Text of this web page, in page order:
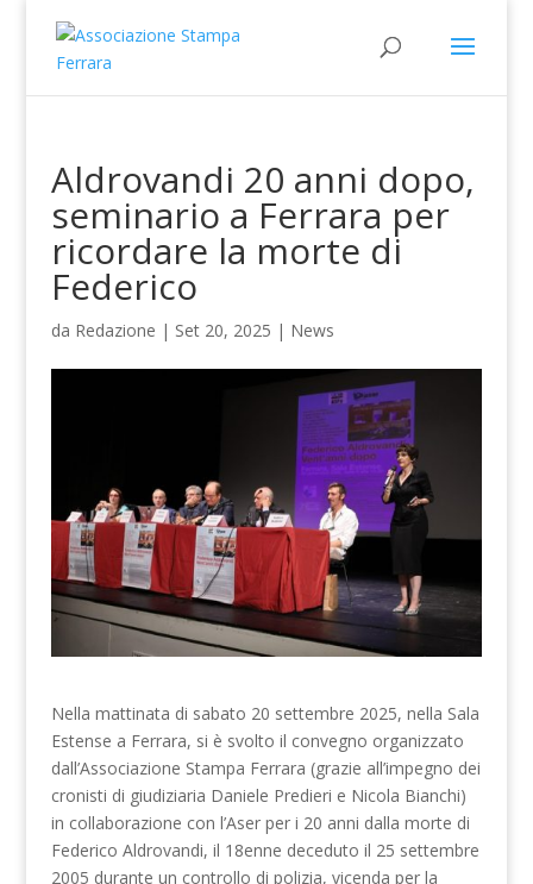
Aldrovandi 20 anni dopo,
seminario a Ferrara per
ricordare la morte di
Federico
da Redazione | Set 20, 2025 | News
Nella mattinata di sabato 20 settembre 2025, nella Sala
Estense a Ferrara, si è svolto il convegno organizzato
dall’Associazione Stampa Ferrara (grazie all’impegno dei
cronisti di giudiziaria Daniele Predieri e Nicola Bianchi)
in collaborazione con l’Aser per i 20 anni dalla morte di
Federico Aldrovandi, il 18enne deceduto il 25 settembre
2005 durante un controllo di polizia, vicenda per la